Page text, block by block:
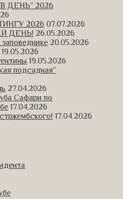
ДЕНЬ” 2026
2026 07.07.2026
ДЕНЬ! 26.05.2026
20.05.2026
19.05.2026
19.05.2026
подсадная”
27.04.2026
Сафари по
17.04.2026
17.04.2026